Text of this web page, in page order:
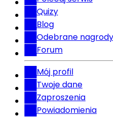
Quizy
Blog
Odebrane nagrody
Forum
Mój profil
Twoje dane
Zaproszenia
Powiadomienia